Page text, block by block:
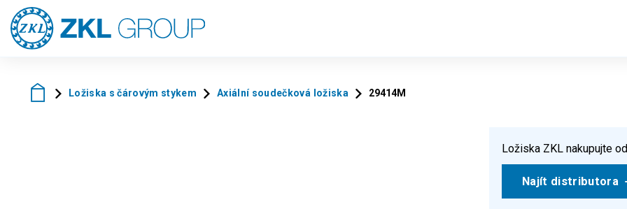
Ložiska s čárovým stykem Axiální soudečková ložiska 29414M
Ložiska ZKL nakupujte
Najít distributora